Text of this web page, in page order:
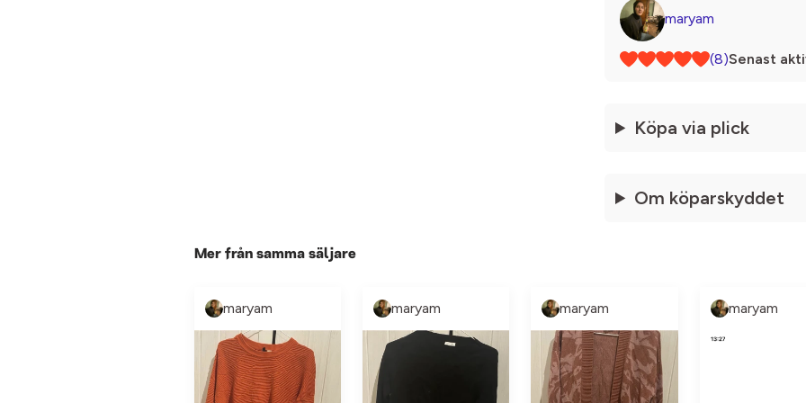
maryam
(8)Senast
Köpa via plick
Om köparskyddet
Mer från samma säljare
maryam maryam maryam maryam